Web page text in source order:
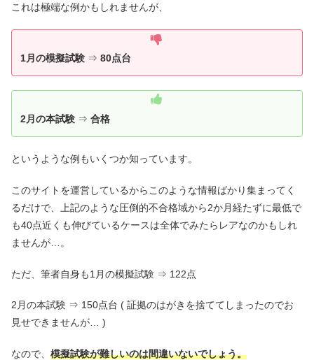
これは極端な例かもしれませんが、
1月の模擬試験 ⇒ 80点台
2月の本試験 ⇒ 合格
というような例もいくつか知っています。
このサイトを運営しているからこのような情報ばかり集まってく
るだけで、上記のような圧倒的不合格域から2か月経たずに最低で
も40点近くも伸びているケースは全体でみたらレアなのかもしれ
ませんが…。
ただ、筆者自身も1月の模擬試験 ⇒ 122点
2月の本試験 ⇒ 150点台 ( 証拠のはがきを捨ててしまったのでお
見せできませんが… )
なので、 模擬試験が難しいのは間違いないでしょう。